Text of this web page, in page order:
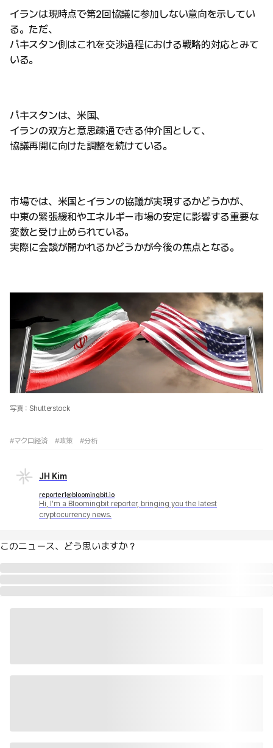
イランは現時点で第2回協議に参加しない意向を示してい
る。ただ、
パキスタン側はこれを交渉過程における戦略的対応とみて
いる。
パキスタンは、米国、
イランの双方と意思疎通できる仲介国として、
協議再開に向けた調整を続けている。
市場では、米国とイランの協議が実現するかどうかが、
中東の緊張緩和やエネルギー市場の安定に影響する重要な
変数と受け止められている。
実際に会談が開かれるかどうかが今後の焦点となる。
写真：Shutterstock
#マクロ経済 #政策 #分析
JH Kim
reporter1@bloomingbit.io
Hi, I'm a Bloomingbit reporter, bringing you the latest
cryptocurrency news.
このニュース、どう思いますか？